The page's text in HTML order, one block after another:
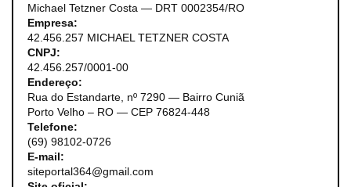
Michael Tetzner Costa — DRT 0002354/RO
Empresa:
42.456.257 MICHAEL TETZNER COSTA
CNPJ:
42.456.257/0001-00
Endereço:
Rua do Estandarte, nº 7290 — Bairro Cuniã
Porto Velho – RO — CEP 76824-448
Telefone:
(69) 98102-0726
E-mail:
siteportal364@gmail.com